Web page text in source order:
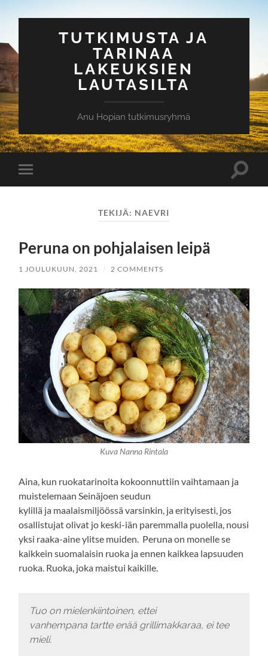
TUTKIMUSTA JA
TARINAA
LAKEUKSIEN
LAUTASILTA
Anu Hopian tutkimusryhmä
Toggle
mobile
Toggle
TEKIJÄ: NAEVRI
Peruna on pohjalaisen leipä
1 JOULUKUUN, 2021 / 2 COMMENTS
Kuva Nanna Rintala
Aina, kun ruokatarinoita kokoonnuttiin vaihtamaan ja
muistelemaan Seinäjoen seudun
kylillä ja maalaismiljöössä varsinkin, ja erityisesti, jos
osallistujat olivat jo keski-iän paremmalla puolella, nousi
yksi raaka-aine ylitse muiden. Peruna on monelle se
kaikkein suomalaisin ruoka ja ennen kaikkea lapsuuden
ruoka. Ruoka, joka maistui kaikille.
Tuo on mielenkiintoinen, ettei
vanhempana tartte enää grillimakkaraa, ei tee
mieli.